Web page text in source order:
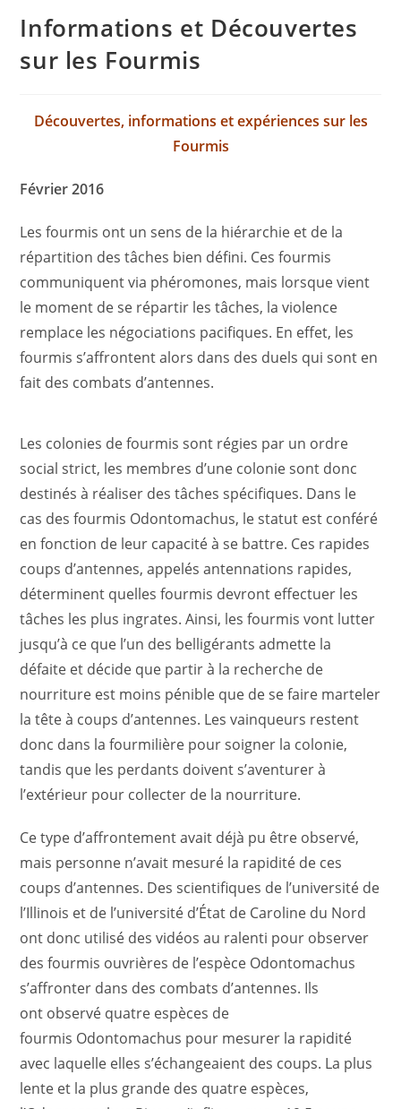
Informations et Découvertes
sur les Fourmis
Découvertes, informations et expériences sur les
Fourmis
Février 2016
Les fourmis ont un sens de la hiérarchie et de la
répartition des tâches bien défini. Ces fourmis
communiquent via phéromones, mais lorsque vient
le moment de se répartir les tâches, la violence
remplace les négociations pacifiques. En effet, les
fourmis s’affrontent alors dans des duels qui sont en
fait des combats d’antennes.
Les colonies de fourmis sont régies par un ordre
social strict, les membres d’une colonie sont donc
destinés à réaliser des tâches spécifiques. Dans le
cas des fourmis Odontomachus, le statut est conféré
en fonction de leur capacité à se battre. Ces rapides
coups d’antennes, appelés antennations rapides,
déterminent quelles fourmis devront effectuer les
tâches les plus ingrates. Ainsi, les fourmis vont lutter
jusqu’à ce que l’un des belligérants admette la
défaite et décide que partir à la recherche de
nourriture est moins pénible que de se faire marteler
la tête à coups d’antennes. Les vainqueurs restent
donc dans la fourmilière pour soigner la colonie,
tandis que les perdants doivent s’aventurer à
l’extérieur pour collecter de la nourriture.
Ce type d’affrontement avait déjà pu être observé,
mais personne n’avait mesuré la rapidité de ces
coups d’antennes. Des scientifiques de l’université de
l’Illinois et de l’université d’État de Caroline du Nord
ont donc utilisé des vidéos au ralenti pour observer
des fourmis ouvrières de l’espèce Odontomachus
s’affronter dans des combats d’antennes. Ils
ont observé quatre espèces de
fourmis Odontomachus pour mesurer la rapidité
avec laquelle elles s’échangeaient des coups. La plus
lente et la plus grande des quatre espèces,